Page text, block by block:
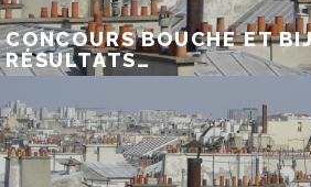
CONCOURS BOUCHE ET
RÉSULTATS…